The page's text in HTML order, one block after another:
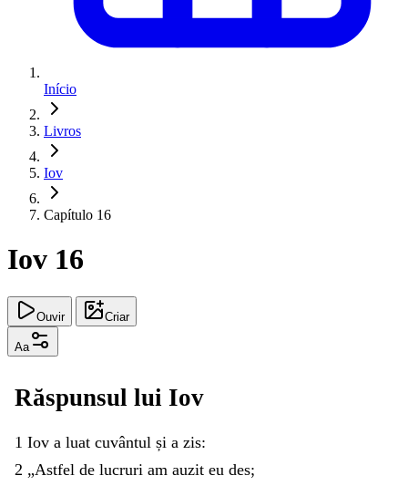
Início
Livros
Iov
Capítulo 16
Iov 16
Ouvir Criar
Aa
Răspunsul lui Iov
1 Iov a luat cuvântul și a zis:
2 „Astfel de lucruri am auzit eu des;